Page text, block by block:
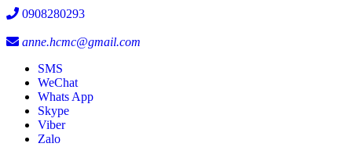
0908280293
anne.hcmc@gmail.com
SMS
WeChat
Whats App
Skype
Viber
Zalo